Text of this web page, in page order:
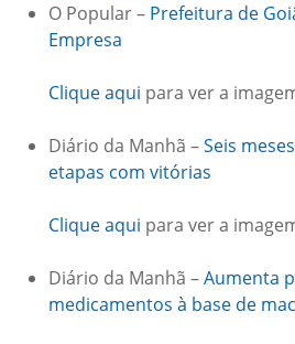
O Popular – Prefeitura de
Empresa
Clique aqui para ver a
Diário da Manhã –Seis
etapas com vitórias
Clique aqui para ver a
Diário da Manhã –Aumenta
medicamentos à base de